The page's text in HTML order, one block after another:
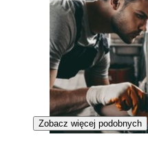
Zobacz więcej podobnych